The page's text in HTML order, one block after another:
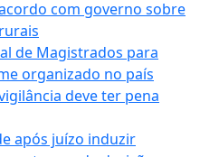
com governo sobre
de Magistrados para
organizado no país
deve ter pena
após juízo induzir